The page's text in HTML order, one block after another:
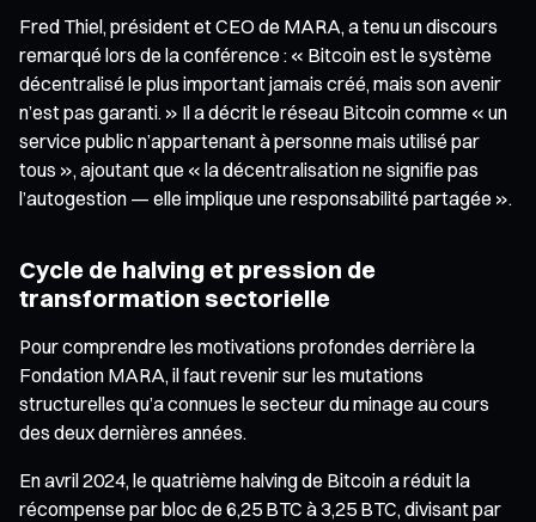
Fred Thiel, président et CEO de MARA, a tenu un discours
remarqué lors de la conférence : « Bitcoin est le système
décentralisé le plus important jamais créé, mais son avenir
n’est pas garanti. » Il a décrit le réseau Bitcoin comme « un
service public n’appartenant à personne mais utilisé par
tous », ajoutant que « la décentralisation ne signifie pas
l’autogestion — elle implique une responsabilité partagée ».
Cycle de halving et pression de
transformation sectorielle
Pour comprendre les motivations profondes derrière la
Fondation MARA, il faut revenir sur les mutations
structurelles qu’a connues le secteur du minage au cours
des deux dernières années.
En avril 2024, le quatrième halving de Bitcoin a réduit la
récompense par bloc de 6,25 BTC à 3,25 BTC, divisant par